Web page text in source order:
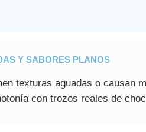
Y SABORES PLANOS
texturas aguadas o causan
con trozos reales de